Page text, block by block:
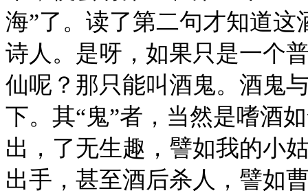
海”了。读了第二句才知道
诗人。是呀，如果只是一个
仙呢？那只能叫酒鬼。酒鬼
下。其“鬼”者，当然是嗜酒
出，了无生趣，譬如我的小
出手，甚至酒后杀人，譬如